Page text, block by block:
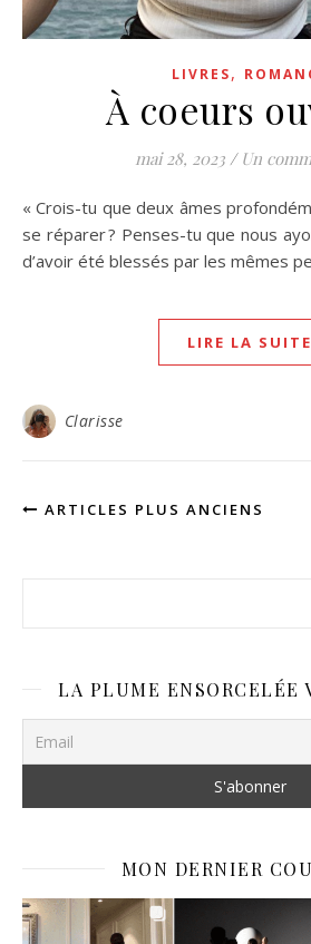
LIVRES,
À coeurs
mai 28, 2023 / Un
« Crois-tu que deux âmes
se réparer ? Penses-tu que nous
d’avoir été blessés par les mêmes
LIRE LA SUITE
Clarisse
ARTICLES PLUS ANCIENS
LA PLUME ENSORCELÉE
MON DERNIER